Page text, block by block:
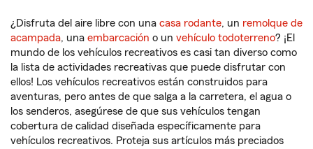
¿Disfruta del aire libre con una casa rodante, un remolque de
acampada, una embarcación o un vehículo todoterreno? ¡El
mundo de los vehículos recreativos es casi tan diverso como
la lista de actividades recreativas que puede disfrutar con
ellos! Los vehículos recreativos están construidos para
aventuras, pero antes de que salga a la carretera, el agua o
los senderos, asegúrese de que sus vehículos tengan
cobertura de calidad diseñada específicamente para
vehículos recreativos. Proteja sus artículos más preciados